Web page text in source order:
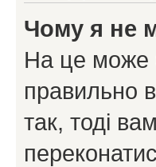
Чому я не
На це може
правильно
так, тоді